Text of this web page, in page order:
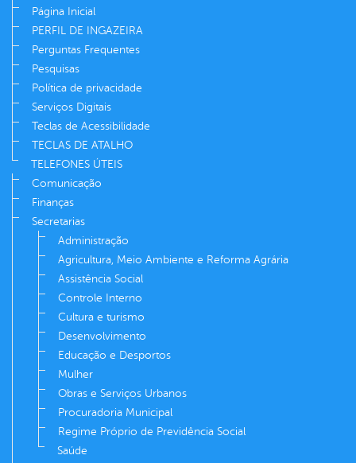
Página Inicial
PERFIL DE INGAZEIRA
Perguntas Frequentes
Pesquisas
Política de privacidade
Serviços Digitais
Teclas de Acessibilidade
TECLAS DE ATALHO
TELEFONES ÚTEIS
Comunicação
Finanças
Secretarias
Administração
Agricultura, Meio Ambiente e Reforma Agrária
Assistência Social
Controle Interno
Cultura e turismo
Desenvolvimento
Educação e Desportos
Mulher
Obras e Serviços Urbanos
Procuradoria Municipal
Regime Próprio de Previdência Social
Saúde